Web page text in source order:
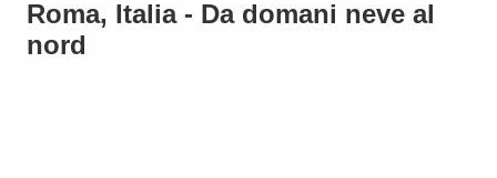
Roma, Italia - Da domani neve al
nord